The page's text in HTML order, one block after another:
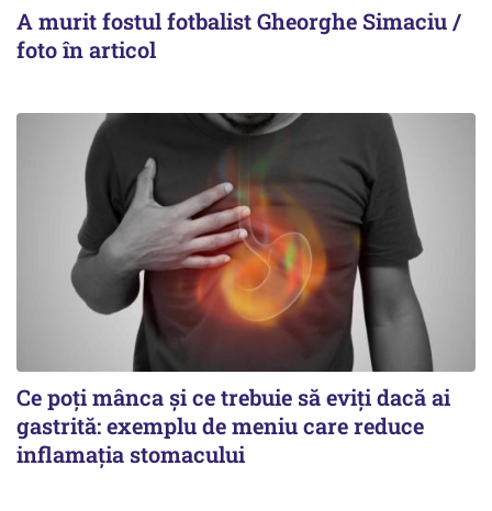
A murit fostul fotbalist Gheorghe Simaciu /
foto în articol
Ce poți mânca și ce trebuie să eviți dacă ai
gastrită: exemplu de meniu care reduce
inflamația stomacului